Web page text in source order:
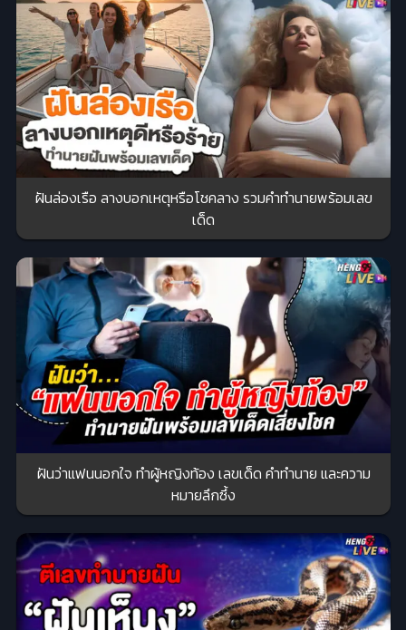
ฝันล่องเรือ ลางบอกเหตุหรือโชคลาง รวมคำทำนายพร้อมเลข
เด็ด
ฝันว่าแฟนนอกใจ ทําผู้หญิงท้อง เลขเด็ด คำทำนาย และความ
หมายลึกซึ้ง